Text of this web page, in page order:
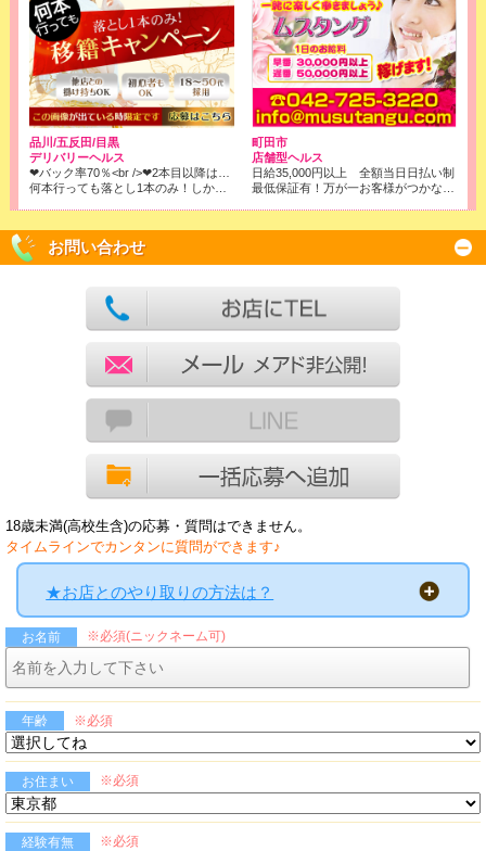
品川/五反田/目黒
デリバリーヘルス
町田市
店舗型ヘルス
日給35,000円以上 全額当日日払い制
お問い合わせ
18歳未満(高校生含)の応募・質問はできません。
タイムラインでカンタンに質問ができます♪
★お店とのやり取りの方法は？
お名前 ※必須(ニックネーム可)
年齢 ※必須
お住まい ※必須
経験有無 ※必須